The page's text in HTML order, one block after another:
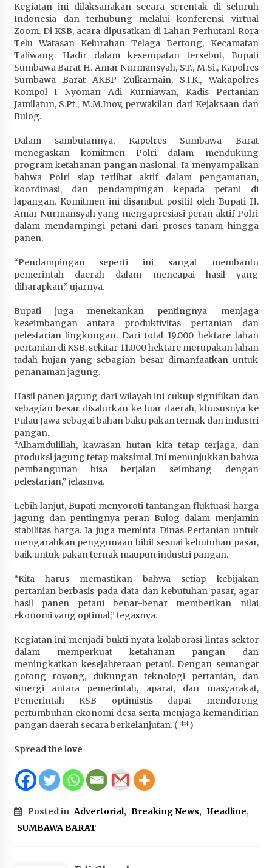
Kegiatan ini dilaksanakan secara serentak di seluruh
Indonesia dan terhubung melalui konferensi virtual
Zoom. Di KSB, acara dipusatkan di Lahan Perhutani Rora
Telu Watasan Kelurahan Telaga Bertong, Kecamatan
Taliwang. Hadir dalam kesempatan tersebut, Bupati
Sumbawa Barat H. Amar Nurmansyah, ST., M.Si., Kapolres
Sumbawa Barat AKBP Zulkarnain, S.I.K., Wakapolres
Kompol I Nyoman Adi Kurniawan, Kadis Pertanian
Jamilatun, S.Pt., M.M.Inov, perwakilan dari Kejaksaan dan
Bulog.
Dalam sambutannya, Kapolres Sumbawa Barat
menegaskan komitmen Polri dalam mendukung
program ketahanan pangan nasional. Ia menyampaikan
bahwa Polri siap terlibat aktif dalam pengamanan,
koordinasi, dan pendampingan kepada petani di
lapangan. Komitmen ini disambut positif oleh Bupati H.
Amar Nurmansyah yang mengapresiasi peran aktif Polri
dalam mendampingi petani dari proses tanam hingga
panen.
“Pendampingan seperti ini sangat membantu
pemerintah daerah dalam mencapai hasil yang
diharapkan,” ujarnya.
Bupati juga menekankan pentingnya menjaga
keseimbangan antara produktivitas pertanian dan
pelestarian lingkungan. Dari total 19.000 hektare lahan
pertanian di KSB, sekitar 11.000 hektare merupakan lahan
tadah hujan yang sebagian besar dimanfaatkan untuk
penanaman jagung.
Hasil panen jagung dari wilayah ini cukup signifikan dan
sebagian besar disalurkan ke luar daerah, khususnya ke
Pulau Jawa sebagai bahan baku pakan ternak dan industri
pangan.
“Alhamdulillah, kawasan hutan kita tetap terjaga, dan
produksi jagung tetap maksimal. Ini menunjukkan bahwa
pembangunan bisa berjalan seimbang dengan
pelestarian,” jelasnya.
Lebih lanjut, Bupati menyoroti tantangan fluktuasi harga
jagung dan pentingnya peran Bulog dalam menjamin
stabilitas harga. Ia juga meminta Dinas Pertanian untuk
mengarahkan penggunaan bibit sesuai kebutuhan pasar,
baik untuk pakan ternak maupun industri pangan.
“Kita harus memastikan bahwa setiap kebijakan
pertanian berbasis pada data dan kebutuhan pasar, agar
hasil panen petani benar-benar memberikan nilai
ekonomi yang optimal,” tegasnya.
Kegiatan ini menjadi bukti nyata kolaborasi lintas sektor
dalam memperkuat ketahanan pangan dan
meningkatkan kesejahteraan petani. Dengan semangat
gotong royong, dukungan teknologi pertanian, dan
sinergi antara pemerintah, aparat, dan masyarakat,
Pemerintah KSB optimistis dapat mendorong
pertumbuhan ekonomi desa serta menjaga kemandirian
pangan daerah secara berkelanjutan. ( **)
Spread the love
Posted in Advertorial, Breaking News, Headline,
SUMBAWA BARAT